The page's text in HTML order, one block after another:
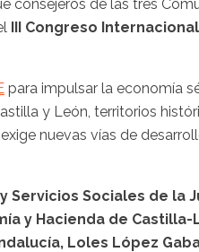
consejeros de las tres
III Congreso
para impulsar la economía
y León, territorios
nuevas vías de
Servicios Sociales de la
y Hacienda de Castilla-
Loles López